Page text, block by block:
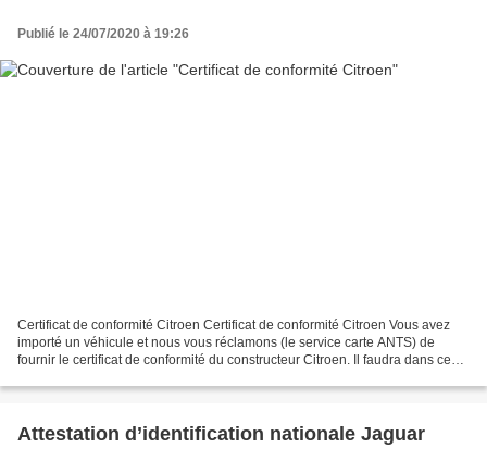
Publié le 24/07/2020 à 19:26
Certificat de conformité Citroen Certificat de conformité Citroen Vous avez
importé un véhicule et nous vous réclamons (le service carte ANTS) de
fournir le certificat de conformité du constructeur Citroen. Il faudra dans ce
Attestation d’identification nationale Jaguar